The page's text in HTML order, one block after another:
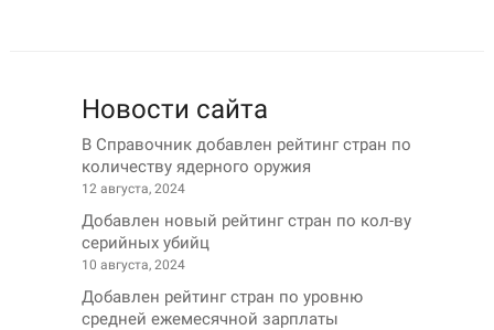
Новости сайта
В Справочник добавлен рейтинг стран по
количеству ядерного оружия
12 августа, 2024
Добавлен новый рейтинг стран по кол-ву
серийных убийц
10 августа, 2024
Добавлен рейтинг стран по уровню
средней ежемесячной зарплаты